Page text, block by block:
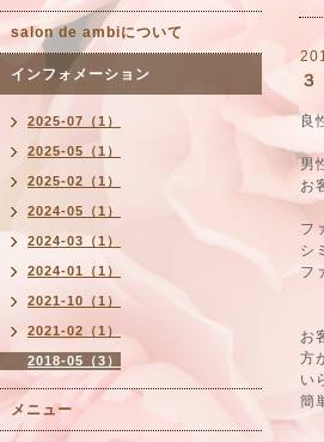
良
男
お
フ
シ
フ
お
方
い
簡
salon de ambiについて
インフォメーション
2025-07（1）
2025-05（1）
2025-02（1）
2024-05（1）
2024-03（1）
2024-01（1）
2021-10（1）
2021-02（1）
2018-05（3）
メニュー